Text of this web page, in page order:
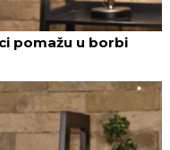
pomažu u borbi